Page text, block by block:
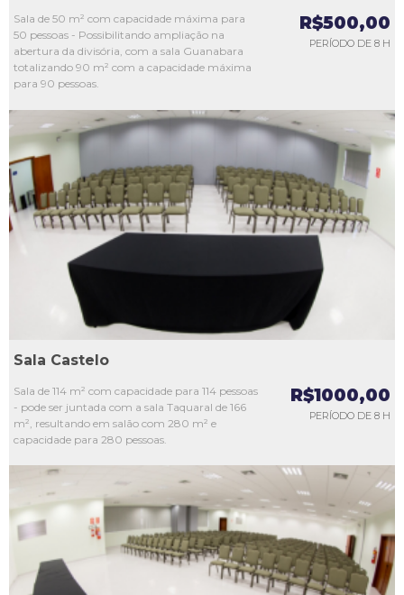
Sala de 50 m² com capacidade máxima para
50 pessoas - Possibilitando ampliação na
abertura da divisória, com a sala Guanabara
totalizando 90 m² com a capacidade máxima
para 90 pessoas.
R$500,00
PERÍODO DE 8 H
L2
L3
L4
Sala Castelo
Sala de 114 m² com capacidade para 114 pessoas
- pode ser juntada com a sala Taquaral de 166
m², resultando em salão com 280 m² e
capacidade para 280 pessoas.
R$1000,00
PERÍODO DE 8 H
L3
L4